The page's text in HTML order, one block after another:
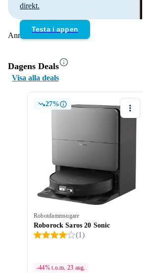
direkt.
Testa i appen
Annons
Dagens Deals
Visa alla deals
27%
Robotdammsugare
Roborock Saros 20 Sonic
(1)
-44% t.o.m. 23 aug.